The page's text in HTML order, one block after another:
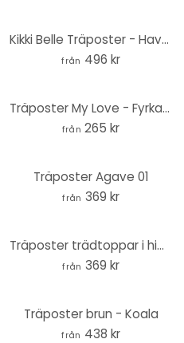
Kikki Belle Träposter - Havsliv
från 496 kr
Träposter My Love - Fyrkant
från 265 kr
Träposter Agave 01
från 369 kr
Träposter trädtoppar i himlen
från 369 kr
Träposter brun - Koala
från 438 kr